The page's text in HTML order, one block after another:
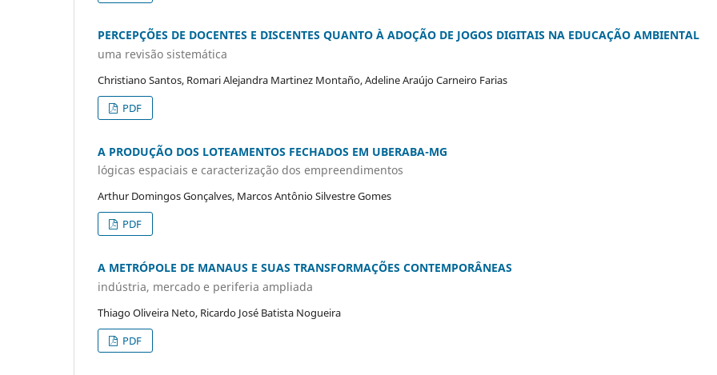
PERCEPÇÕES DE DOCENTES E DISCENTES QUANTO À ADOÇÃO DE JOGOS DIGITAIS NA EDUCAÇÃO AMBIENTAL
uma revisão sistemática
Christiano Santos, Romari Alejandra Martinez Montaño, Adeline Araújo Carneiro Farias
PDF
A PRODUÇÃO DOS LOTEAMENTOS FECHADOS EM UBERABA-MG
lógicas espaciais e caracterização dos empreendimentos
Arthur Domingos Gonçalves, Marcos Antônio Silvestre Gomes
PDF
A METRÓPOLE DE MANAUS E SUAS TRANSFORMAÇÕES CONTEMPORÂNEAS
indústria, mercado e periferia ampliada
Thiago Oliveira Neto, Ricardo José Batista Nogueira
PDF